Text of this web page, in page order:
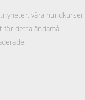
våra hundkurser,
för detta ändamål.